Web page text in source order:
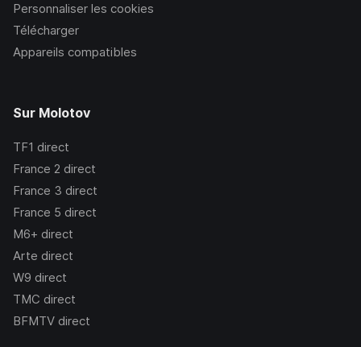
Personnaliser les cookies
Télécharger
Appareils compatibles
Sur Molotov
TF1 direct
France 2 direct
France 3 direct
France 5 direct
M6+ direct
Arte direct
W9 direct
TMC direct
BFMTV direct